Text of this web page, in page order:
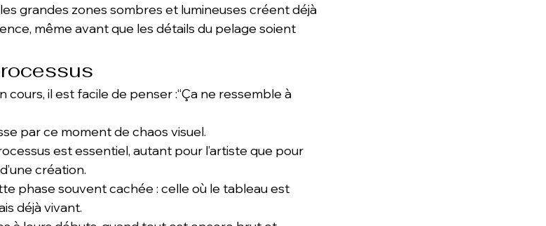
grandes zones sombres et lumineuses créent déjà
même avant que les détails du pelage soient
il est facile de penser :“Ça ne ressemble à
par ce moment de chaos visuel.
est essentiel, autant pour l’artiste que pour
création.
phase souvent cachée : celle où le tableau est
déjà vivant.